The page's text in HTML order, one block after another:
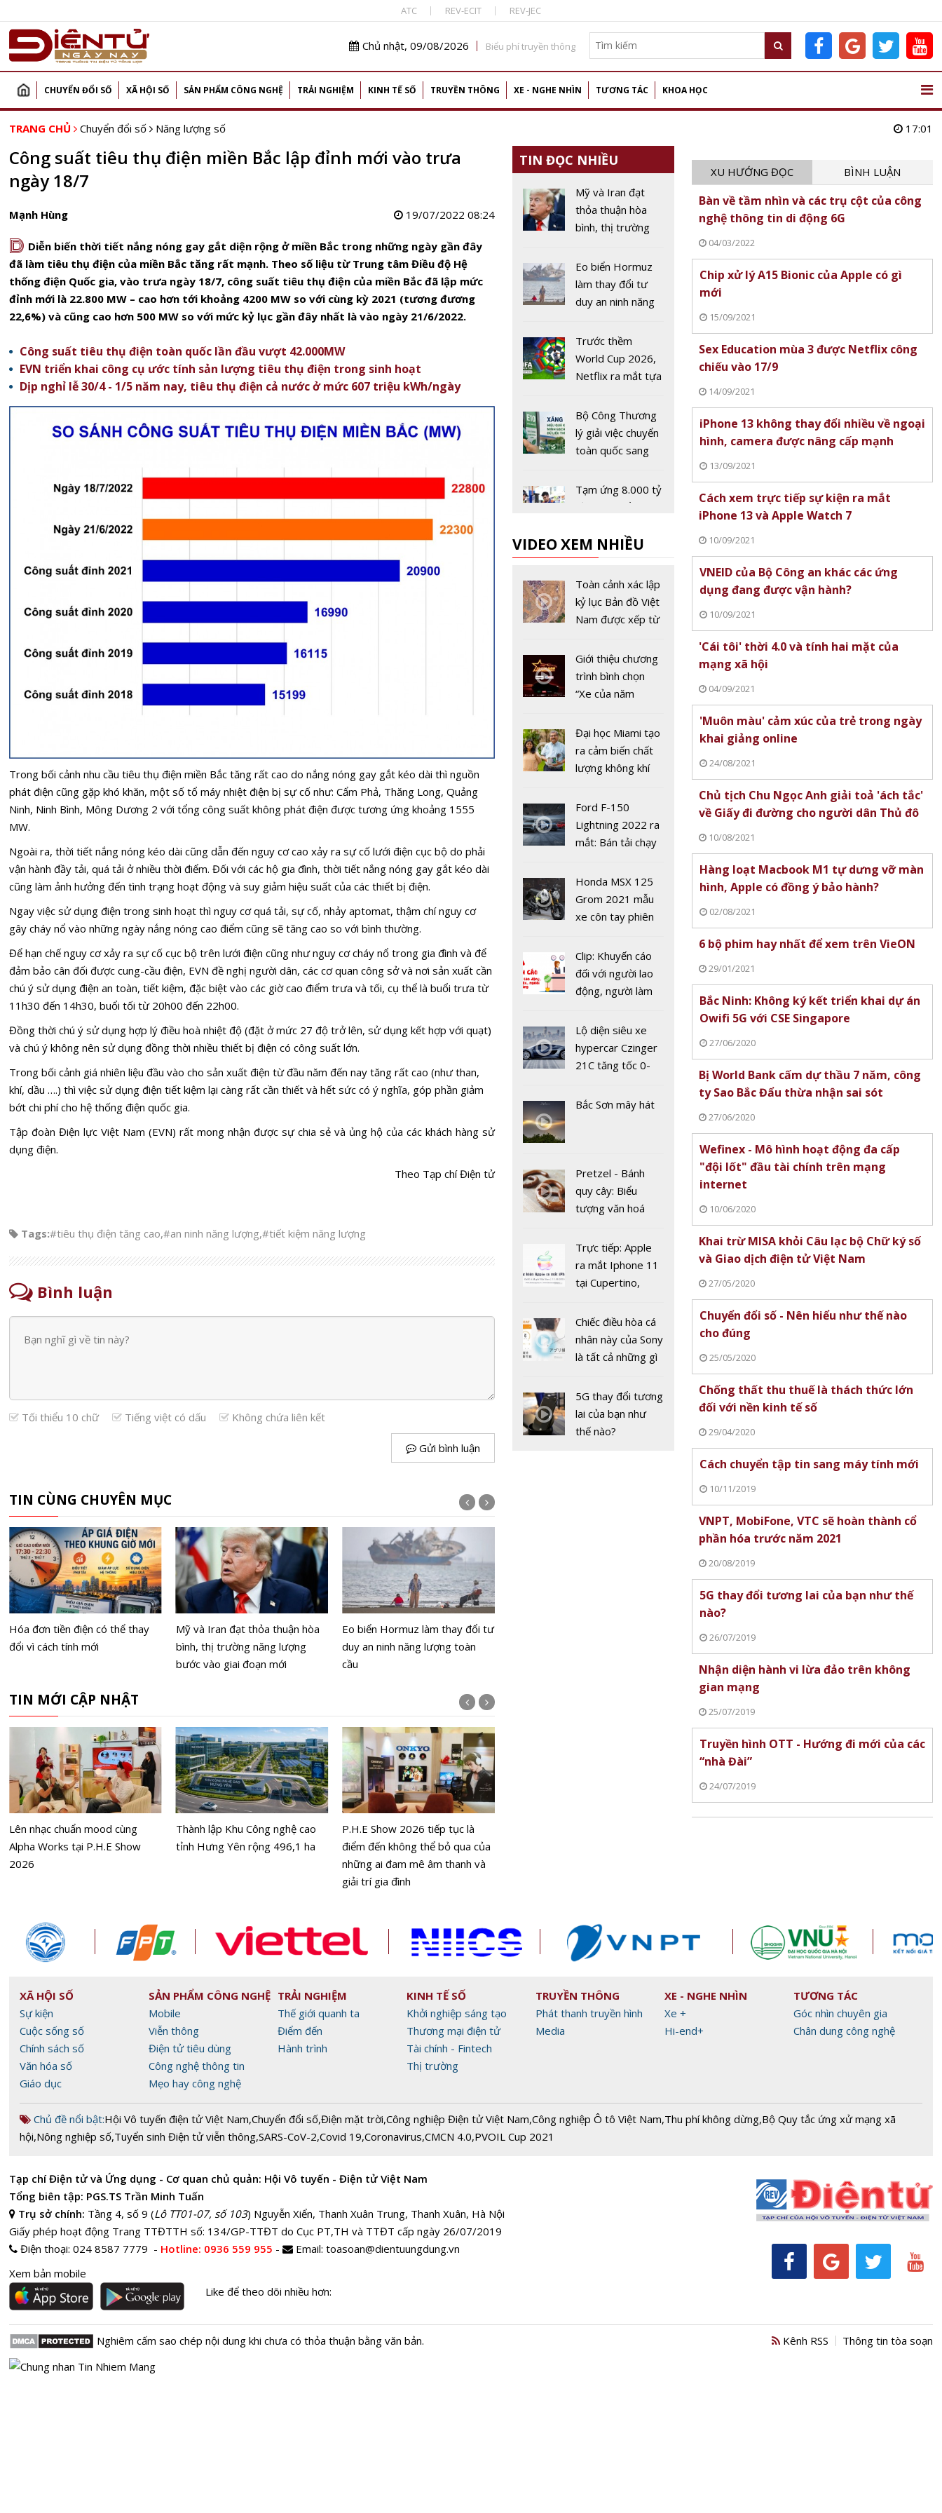
ATC REV-ECIT REV-JEC
Chủ nhật, 09/08/2026 Biểu phí truyền thông
CHUYỂN ĐỔI SỐ XÃ HỘI SỐ SẢN PHẨM CÔNG NGHỆ TRẢI NGHIỆM KINH TẾ SỐ TRUYỀN THÔNG XE - NGHE NHÌN TƯƠNG TÁC KHOA HỌC
TRANG CHỦ Chuyển đổi số Năng lượng số 17:01
Công suất tiêu thụ điện miền Bắc lập đỉnh mới vào trưa
ngày 18/7
Mạnh Hùng 19/07/2022 08:24
D Diễn biến thời tiết nắng nóng gay gắt diện rộng ở miền Bắc trong những ngày gần đây
đã làm tiêu thụ điện của miền Bắc tăng rất mạnh. Theo số liệu từ Trung tâm Điều độ Hệ
thống điện Quốc gia, vào trưa ngày 18/7, công suất tiêu thụ điện của miền Bắc đã lập mức
đỉnh mới là 22.800 MW – cao hơn tới khoảng 4200 MW so với cùng kỳ 2021 (tương đương
22,6%) và cũng cao hơn 500 MW so với mức kỷ lục gần đây nhất là vào ngày 21/6/2022.
Công suất tiêu thụ điện toàn quốc lần đầu vượt 42.000MW
EVN triển khai công cụ ước tính sản lượng tiêu thụ điện trong sinh hoạt
Dịp nghỉ lễ 30/4 - 1/5 năm nay, tiêu thụ điện cả nước ở mức 607 triệu kWh/ngày
Trong bối cảnh nhu cầu tiêu thụ điện miền Bắc tăng rất cao do nắng nóng gay gắt kéo dài thì nguồn
phát điện cũng gặp khó khăn, một số tổ máy nhiệt điện bị sự cố như: Cẩm Phả, Thăng Long, Quảng
Ninh, Ninh Bình, Mông Dương 2 với tổng công suất không phát điện được tương ứng khoảng 1555
MW.
Ngoài ra, thời tiết nắng nóng kéo dài cũng dẫn đến nguy cơ cao xảy ra sự cố lưới điện cục bộ do phải
vận hành đầy tải, quá tải ở nhiều thời điểm. Đối với các hộ gia đình, thời tiết nắng nóng gay gắt kéo dài
cũng làm ảnh hưởng đến tình trạng hoạt động và suy giảm hiệu suất của các thiết bị điện.
Ngay việc sử dụng điện trong sinh hoạt thì nguy cơ quá tải, sự cố, nhảy aptomat, thậm chí nguy cơ
gây cháy nổ vào những ngày nắng nóng cao điểm cũng sẽ tăng cao so với bình thường.
Để hạn chế nguy cơ xảy ra sự cố cục bộ trên lưới điện cũng như nguy cơ cháy nổ trong gia đình và để
đảm bảo cân đối được cung-cầu điện, EVN đề nghị người dân, các cơ quan công sở và nơi sản xuất cần
chú ý sử dụng điện an toàn, tiết kiệm, đặc biệt vào các giờ cao điểm trưa và tối, cụ thể là buổi trưa từ
11h30 đến 14h30, buổi tối từ 20h00 đến 22h00.
Đồng thời chú ý sử dụng hợp lý điều hoà nhiệt độ (đặt ở mức 27 độ trở lên, sử dụng kết hợp với quạt)
và chú ý không nên sử dụng đồng thời nhiều thiết bị điện có công suất lớn.
Trong bối cảnh giá nhiên liệu đầu vào cho sản xuất điện từ đầu năm đến nay tăng rất cao (như than,
khí, dầu ….) thì việc sử dụng điện tiết kiệm lại càng rất cần thiết và hết sức có ý nghĩa, góp phần giảm
bớt chi phí cho hệ thống điện quốc gia.
Tập đoàn Điện lực Việt Nam (EVN) rất mong nhận được sự chia sẻ và ủng hộ của các khách hàng sử
dụng điện.
Theo Tạp chí Điện tử
Tags:#tiêu thụ điện tăng cao,#an ninh năng lượng,#tiết kiệm năng lượng
Bình luận
Tối thiểu 10 chữ Tiếng việt có dấu Không chứa liên kết
Gửi bình luận
TIN CÙNG CHUYÊN MỤC
Hóa đơn tiền điện có thể thay
đổi vì cách tính mới
Mỹ và Iran đạt thỏa thuận hòa
bình, thị trường năng lượng
bước vào giai đoạn mới
Eo biển Hormuz làm thay đổi tư
duy an ninh năng lượng toàn
cầu
Ba lo ngại lớn nhất của người
dân khi dùng xăng E10 và câu
Bộ Công Thương lý
TIN MỚI CẬP NHẬT
Lên nhạc chuẩn mood cùng
Alpha Works tại P.H.E Show
2026
Thành lập Khu Công nghệ cao
tỉnh Hưng Yên rộng 496,1 ha
P.H.E Show 2026 tiếp tục là
điểm đến không thể bỏ qua của
những ai đam mê âm thanh và
giải trí gia đình
TIN ĐỌC NHIỀU
Mỹ và Iran đạt
thỏa thuận hòa
bình, thị trường
vào giai đoạn mới
Eo biển Hormuz
làm thay đổi tư
duy an ninh năng
Trước thềm
World Cup 2026,
Netflix ra mắt tựa
miễn phí
Bộ Công Thương
lý giải việc chuyển
toàn quốc sang
Tạm ứng 8.000 tỷ
đồng bình ổn giá
bối cảnh giá thế
giới biến động
Liên bang Nga:
Việt - Nga cần
thúc đẩy hợp tác
khí
Mỏ kali Asia-
Potash - Mỏ khai
ASEAN
năng lượng Việt
Nam – Hoa Kỳ lần
thứ 4
Hưng Yên áp
tử, phát triển lưới
điện thông minh
Phát triển năng
lượng sạch – xu
VIDEO XEM NHIỀU
Toàn cảnh xác lập
kỷ lục Bản đồ Việt
Nam được xếp từ
năm 2022
Giới thiệu chương
trình bình chọn
“Xe của năm
Đại học Miami tạo
ra cảm biến chất
lượng không khí
19
Ford F-150
Lightning 2022 ra
mắt: Bán tải chạy
chưa đến 40 nghìn
USD
Honda MSX 125
Grom 2021 mẫu
xe côn tay phiên
Clip: Khuyến cáo
đối với người lao
động, người làm
hàng tại khu dịch
vụ trong dịch
Covid-19
Lộ diện siêu xe
hypercar Czinger
21C tăng tốc 0-
2 giây
Bắc Sơn mây hát
Pretzel - Bánh
quy cây: Biểu
tượng văn hoá
tranh cãi về nguồn
gốc
Trực tiếp: Apple
ra mắt Iphone 11
tại Cupertino,
Chiếc điều hòa cá
nhân này của Sony
là tất cả những gì
sót qua mùa hè
nóng nực
5G thay đổi tương
lai của bạn như
thế nào?
XU HƯỚNG ĐỌC BÌNH LUẬN
Bàn về tầm nhìn và các trụ cột của công
nghệ thông tin di động 6G
04/03/2022
Chip xử lý A15 Bionic của Apple có gì
mới
15/09/2021
Sex Education mùa 3 được Netflix công
chiếu vào 17/9
14/09/2021
iPhone 13 không thay đổi nhiều về ngoại
hình, camera được nâng cấp mạnh
13/09/2021
Cách xem trực tiếp sự kiện ra mắt
iPhone 13 và Apple Watch 7
10/09/2021
VNEID của Bộ Công an khác các ứng
dụng đang được vận hành?
10/09/2021
'Cái tôi' thời 4.0 và tính hai mặt của
mạng xã hội
04/09/2021
'Muôn màu' cảm xúc của trẻ trong ngày
khai giảng online
24/08/2021
Chủ tịch Chu Ngọc Anh giải toả 'ách tắc'
về Giấy đi đường cho người dân Thủ đô
10/08/2021
Hàng loạt Macbook M1 tự dưng vỡ màn
hình, Apple có đồng ý bảo hành?
02/08/2021
6 bộ phim hay nhất để xem trên VieON
29/01/2021
Bắc Ninh: Không ký kết triển khai dự án
Owifi 5G với CSE Singapore
27/06/2020
Bị World Bank cấm dự thầu 7 năm, công
ty Sao Bắc Đẩu thừa nhận sai sót
27/06/2020
Wefinex - Mô hình hoạt động đa cấp
"đội lốt" đầu tài chính trên mạng
internet
10/06/2020
Khai trừ MISA khỏi Câu lạc bộ Chữ ký số
và Giao dịch điện tử Việt Nam
27/05/2020
Chuyển đổi số - Nên hiểu như thế nào
cho đúng
25/05/2020
Chống thất thu thuế là thách thức lớn
đối với nền kinh tế số
29/04/2020
Cách chuyển tập tin sang máy tính mới
10/11/2019
VNPT, MobiFone, VTC sẽ hoàn thành cổ
phần hóa trước năm 2021
20/08/2019
5G thay đổi tương lai của bạn như thế
nào?
26/07/2019
Nhận diện hành vi lừa đảo trên không
gian mạng
25/07/2019
Truyền hình OTT - Hướng đi mới của các
“nhà Đài”
24/07/2019
XÃ HỘI SỐ
Sự kiện
Cuộc sống số
Chính sách số
Văn hóa số
Giáo dục
SẢN PHẨM CÔNG NGHỆ
Mobile
Viễn thông
Điện tử tiêu dùng
Công nghệ thông tin
Mẹo hay công nghệ
TRẢI NGHIỆM
Thế giới quanh ta
Điểm đến
Hành trình
KINH TẾ SỐ
Khởi nghiệp sáng tạo
Thương mại điện tử
Tài chính - Fintech
Thị trường
TRUYỀN THÔNG
Phát thanh truyền hình
Media
XE - NGHE NHÌN
Xe +
Hi-end+
TƯƠNG TÁC
Góc nhìn chuyên gia
Chân dung công nghệ
Chủ đề nổi bật:Hội Vô tuyến điện tử Việt Nam,Chuyển đổi số,Điện mặt trời,Công nghiệp Điện tử Việt Nam,Công nghiệp Ô tô Việt Nam,Thu phí không dừng,Bộ Quy tắc ứng xử mạng xã
hội,Nông nghiệp số,Tuyển sinh Điện tử viễn thông,SARS-CoV-2,Covid 19,Coronavirus,CMCN 4.0,PVOIL Cup 2021
Tạp chí Điện tử và Ứng dụng - Cơ quan chủ quản: Hội Vô tuyến - Điện tử Việt Nam
Tổng biên tập: PGS.TS Trần Minh Tuấn
Trụ sở chính: Tầng 4, số 9 (Lô TT01-07, số 103) Nguyễn Xiển, Thanh Xuân Trung, Thanh Xuân, Hà Nội
Giấy phép hoạt động Trang TTĐTTH số: 134/GP-TTĐT do Cục PT,TH và TTĐT cấp ngày 26/07/2019
Điện thoại: 024 8587 7779 - Hotline: 0936 559 955 - Email: toasoan@dientuungdung.vn
Xem bản mobile
Like để theo dõi nhiều hơn:
Nghiêm cấm sao chép nội dung khi chưa có thỏa thuận bằng văn bản. Kênh RSS Thông tin tòa soạn